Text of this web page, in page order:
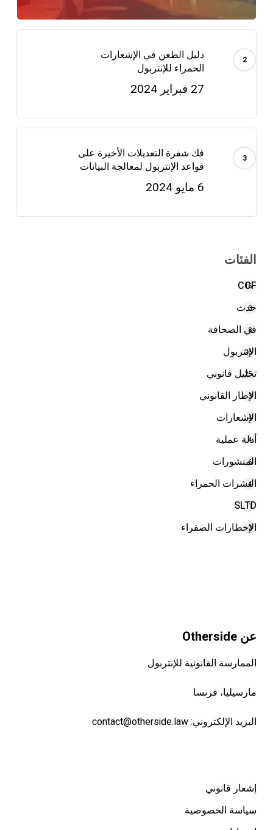
دليل الطعن في الإشعارات
الحمراء للإنتربول
27 فبراير 2024
فك شفرة التعديلات الأخيرة على
قواعد الإنتربول لمعالجة البيانات
6 مايو 2024
الفئات
CCF
16
حدث
3
في الصحافة
8
الإنتربول
26
تحليل قانوني
25
الإطار القانوني
3
الإشعارات
4
أدلة عملية
4
المنشورات
6
النشرات الحمراء
4
SLTD
1
الإخطارات الصفراء
2
عن Otherside
الممارسة القانونية للإنتربول
مارسيليا، فرنسا
البريد الإلكتروني:contact@otherside.law
إشعار قانوني
سياسة الخصوصية